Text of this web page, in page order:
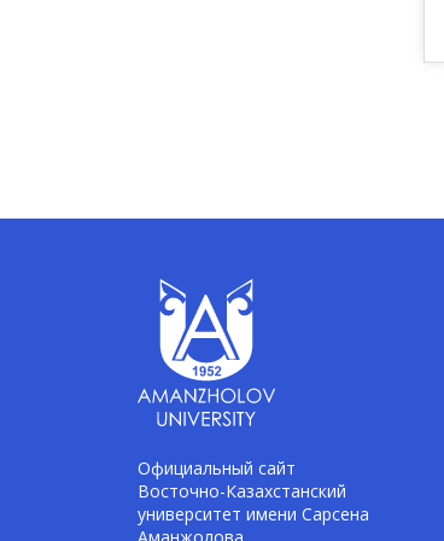
Официальный сайт
Восточно-Казахстанский
университет имени Сарсена